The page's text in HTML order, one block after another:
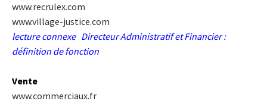
www.recrulex.com
www.village-justice.com
lecture connexe Directeur Administratif et Financier :
définition de fonction
Vente
www.commerciaux.fr